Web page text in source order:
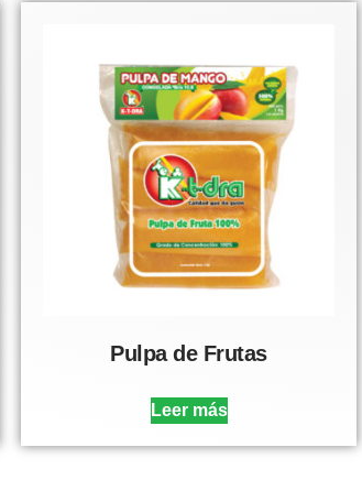
Pulpa de Frutas
Leer más